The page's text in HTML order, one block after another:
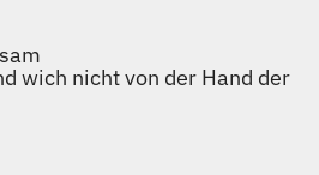
wich nicht von der Hand der